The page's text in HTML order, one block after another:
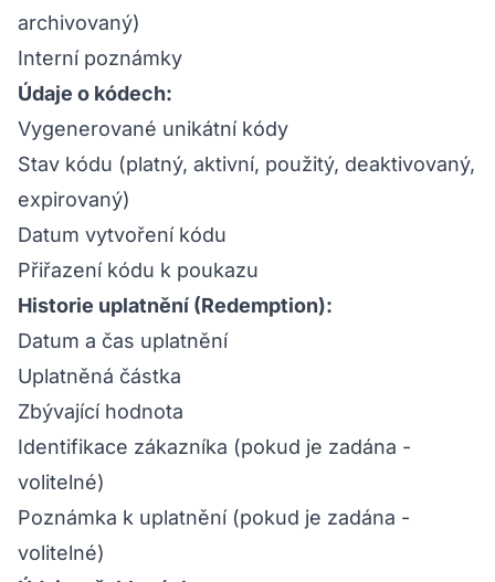
archivovaný)
Interní poznámky
Údaje o kódech:
Vygenerované unikátní kódy
Stav kódu (platný, aktivní, použitý, deaktivovaný,
expirovaný)
Datum vytvoření kódu
Přiřazení kódu k poukazu
Historie uplatnění (Redemption):
Datum a čas uplatnění
Uplatněná částka
Zbývající hodnota
Identifikace zákazníka (pokud je zadána -
volitelné)
Poznámka k uplatnění (pokud je zadána -
volitelné)